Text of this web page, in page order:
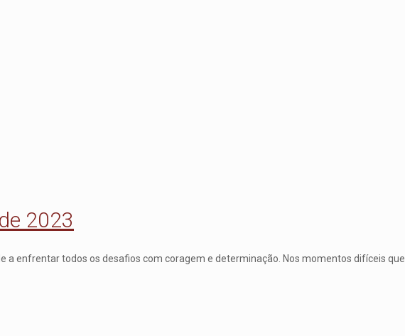
2023
a enfrentar todos os desafios com coragem e determinação. Nos momentos difíceis